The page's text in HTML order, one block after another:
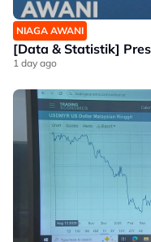
NIAGA AWANI
[Data & Statistik]
1 day ago